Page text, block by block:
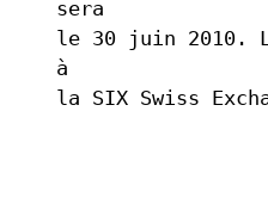
sera
le 30 juin 2010.
à
la SIX Swiss